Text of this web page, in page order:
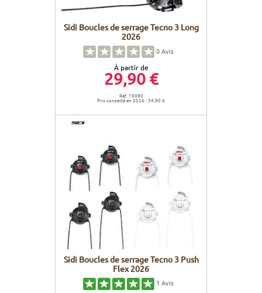
Sidi Boucles de serrage Tecno 3 Long
2026
0Avis
À partir de
29,90 €
Réf. 19080
Prix conseillé en 2026 : 34,90 €
Sidi Boucles de serrage Tecno 3 Push
Flex 2026
1 Avis